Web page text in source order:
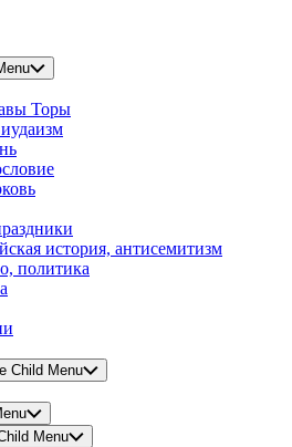
Торы
история, антисемитизм
политика
Child Menu
Menu